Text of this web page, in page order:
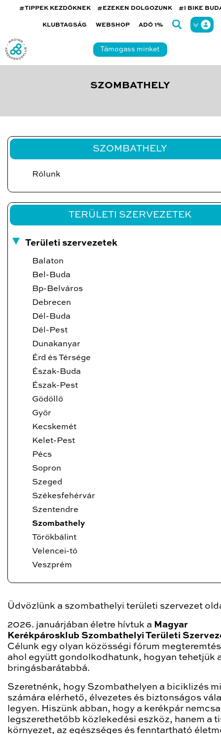
#TIPPEK KEZDŐKNEK #EZEKEN DOLGOZUNK #I BIKE
KLUBTAGSÁG WEBSHOP ADÓ 1%
Támogass minket
SZOMBATHELY
SZOMBATHELY
Rólunk
TERÜLETI SZERVEZETEK
Területi szervezetek
Balaton
Bel-Buda
Bp-Belváros
Debrecen
Dél-Buda
Dél-Pest
Dunakanyar
Érd és Térsége
Észak-Buda
Észak-Pest
Gödöllő
Győr
Kecskemét
Kelet-Pest
Pécs
Sopron
Szeged
Székesfehérvár
Szentendre
Szombathely
Törökbálint
Velencei-tó
Veszprém
Üdvözlünk a szombathelyi területi szervezet
2026. januárjában életre hívtuk a Magyar
Kerékpárosklub Szombathelyi Területi
Célunk egy olyan közösségi fórum
ahol együtt gondolkodhatunk, hogyan tehetjük
bringásbarátabbá.
Szeretnénk, hogy Szombathelyen a biciklizés
számára elérhető, élvezetes és biztonságos
legyen. Hiszünk abban, hogy a kerékpár
legszerethetőbb közlekedési eszköz, hanem a
környezet, az egészséges és fenntartható